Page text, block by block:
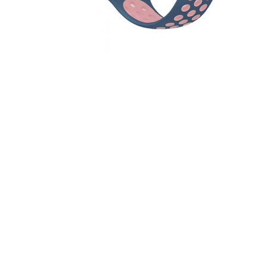
За
або за
Для